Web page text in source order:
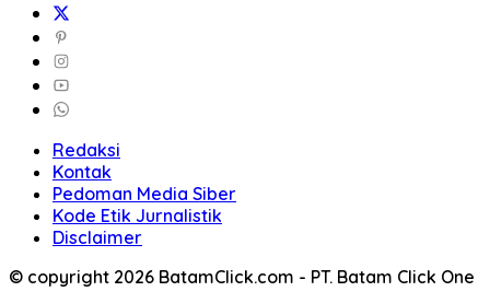
Redaksi
Kontak
Pedoman Media Siber
Kode Etik Jurnalistik
Disclaimer
© copyright 2026 BatamClick.com - PT. Batam Click One